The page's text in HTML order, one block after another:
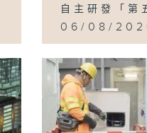
自主研發「第
06/08/